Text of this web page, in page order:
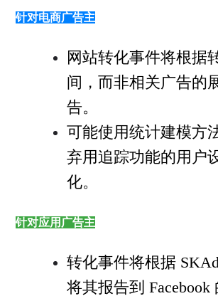
针对电商广告主
网站转化事件将根据
间，而非相关广告的
告。
可能使用统计建模方
弃用追踪功能的用户
化。
针对应用广告主
转化事件将根据
将其报告到 Facebook